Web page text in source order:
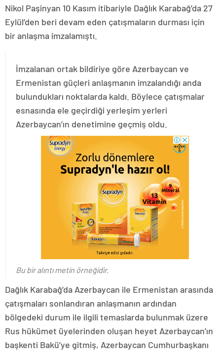
Nikol Paşinyan 10 Kasım itibariyle Dağlık Karabağ’da 27
Eylül’den beri devam eden çatışmaların durması için
bir anlaşma imzalamıştı.
İmzalanan ortak bildiriye göre Azerbaycan ve
Ermenistan güçleri anlaşmanın imzalandığı anda
bulundukları noktalarda kaldı. Böylece çatışmalar
esnasında ele geçirdiği yerleşim yerleri
Azerbaycan’ın denetimine geçmiş oldu.
Bu bir alıntı metin örneğidir.
Dağlık Karabağ’da Azerbaycan ile Ermenistan arasında
çatışmaları sonlandıran anlaşmanın ardından
bölgedeki durum ile ilgili temaslarda bulunmak üzere
Rus hükümet üyelerinden oluşan heyet Azerbaycan’ın
başkenti Bakü’ye gitmiş, Azerbaycan Cumhurbaşkanı